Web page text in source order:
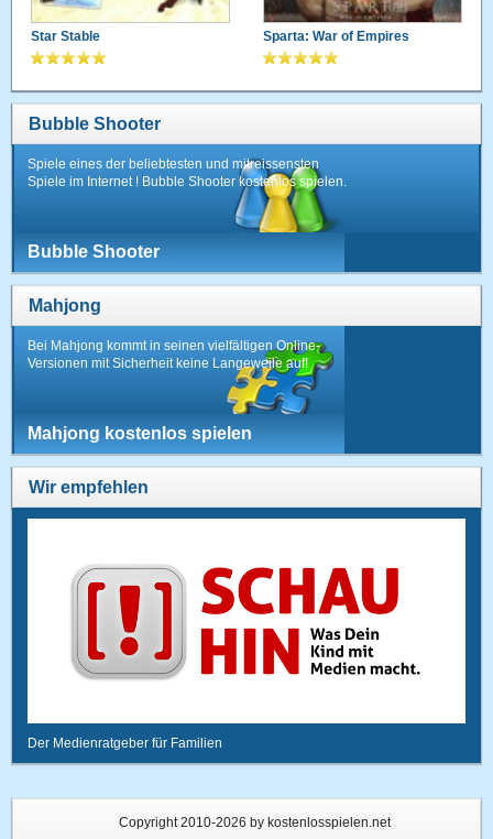
Star Stable Sparta: War of Empires
Bubble Shooter
Spiele eines der beliebtesten und mitreissensten
Spiele im Internet ! Bubble Shooter kostenlos spielen.
Bubble Shooter
Mahjong
Bei Mahjong kommt in seinen vielfältigen Online-
Versionen mit Sicherheit keine Langeweile auf!
Mahjong kostenlos spielen
Wir empfehlen
Der Medienratgeber für Familien
Copyright 2010-2026 by kostenlosspielen.net